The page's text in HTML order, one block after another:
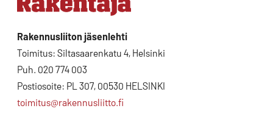
Rakennusliiton jäsenlehti
Toimitus: Siltasaarenkatu 4, Helsinki
Puh. 020 774 003
Postiosoite: PL 307, 00530 HELSINKI
toimitus@rakennusliitto.fi